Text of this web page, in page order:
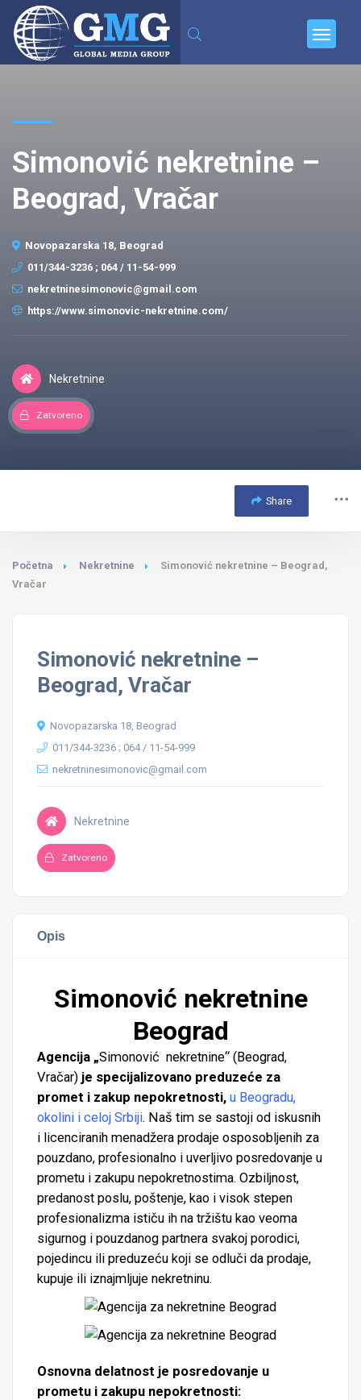
Simonović nekretnine –
Beograd, Vračar
Novopazarska 18, Beograd
011/344-3236 ; 064 / 11-54-999
nekretninesimonovic@gmail.com
https://www.simonovic-nekretnine.com/
Nekretnine
Zatvoreno
Share
Početna Nekretnine
Simonović nekretnine – Beograd,
Vračar
Simonović nekretnine –
Beograd, Vračar
Novopazarska 18, Beograd
011/344-3236 ; 064 / 11-54-999
nekretninesimonovic@gmail.com
Nekretnine
Zatvoreno
Opis
Simonović nekretnine
Beograd
Agencija „Simonović nekretnine“ (Beograd,
Vračar) je specijalizovano preduzeće za
promet i zakup nepokretnosti, u Beogradu,
okolini i celoj Srbiji. Naš tim se sastoji od iskusnih
i licenciranih menadžera prodaje osposobljenih za
pouzdano, profesionalno i uverljivo posredovanje u
prometu i zakupu nepokretnostima. Ozbiljnost,
predanost poslu, poštenje, kao i visok stepen
profesionalizma ističu ih na tržištu kao veoma
sigurnog i pouzdanog partnera svakoj porodici,
pojedincu ili preduzeću koji se odluči da prodaje,
kupuje ili iznajmljuje nekretninu.
Osnovna delatnost je posredovanje u
prometu i zakupu nepokretnosti: